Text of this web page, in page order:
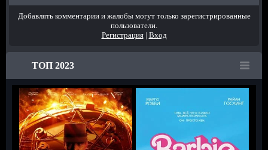
Добавлять комментарии и жалобы могут только зарегистрированные
пользователи.
Регистрация| Вход
ТОП 2023